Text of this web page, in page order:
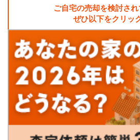
ご自宅の売却を検討さ
ぜひ以下をクリッ